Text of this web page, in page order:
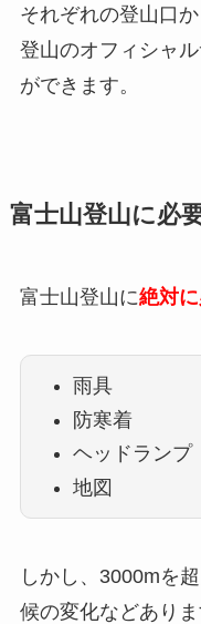
それぞれの登山口
登山のオフィシャ
ができます。
富士山登山に必
富士山登山に絶対
雨具
防寒着
ヘッドランプ
地図
しかし、3000mを
候の変化などあり